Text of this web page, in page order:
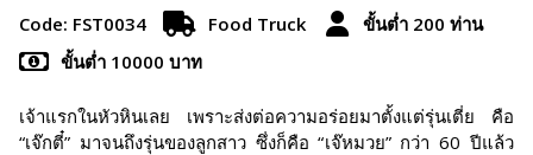
Code: FST0034 Food Truck
ขั้นต่ำ 200 ท่าน
ขั้นต่ำ 10000 บาท
เจ้าแรกในหัวหินเลย เพราะส่งต่อความอร่อยมาตั้งแต่รุ่นเตี่ย คือ
“เจ๊กตี๋” มาจนถึงรุ่นของลูกสาว ซึ่งก็คือ “เจ๊หมวย” กว่า 60 ปีแล้ว